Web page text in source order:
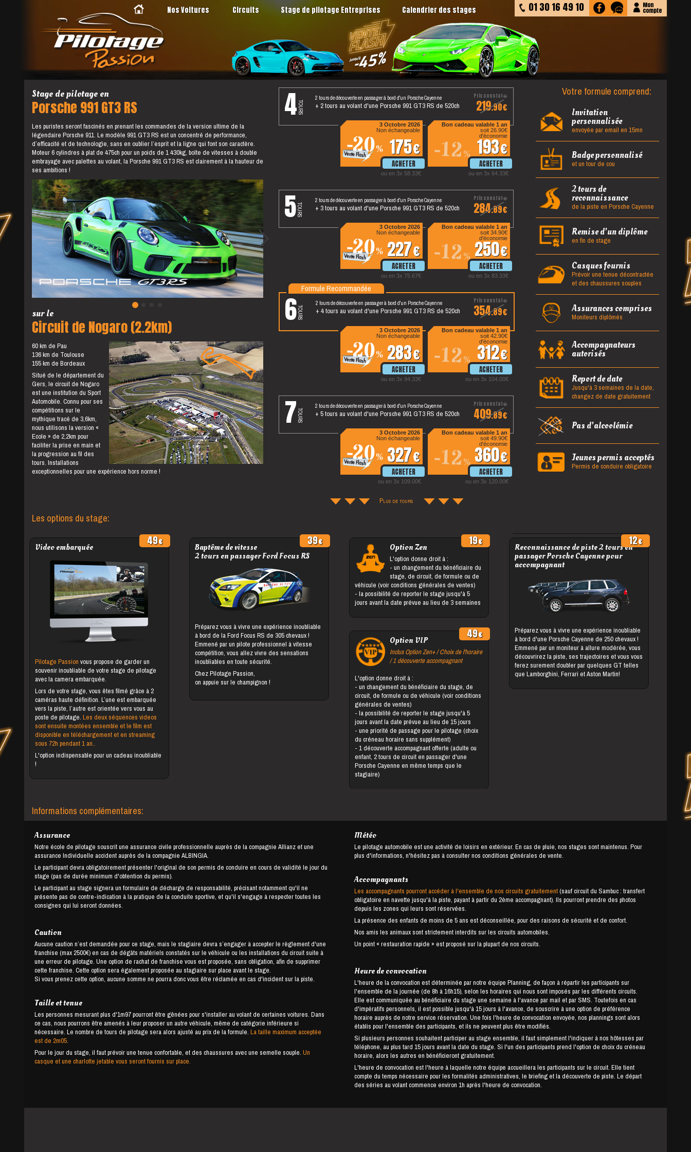
Nos Voitures Circuits Stage de pilotage Entreprises Calendrier des stages 01 30 16 49 10 Mon
compte
Stage de pilotage en
Porsche 991 GT3 RS
Les puristes seront fascinés en prenant les commandes de la version ultime de la
légendaire Porsche 911. Le modèle 991 GT3 RS est un concentré de performance,
d’efficacité et de technologie, sans en oublier l’esprit et la ligne qui font son caractère.
Moteur 6 cylindres à plat de 475ch pour un poids de 1 430kg, boîte de vitesses à double
embrayage avec palettes au volant, la Porsche 991 GT3 RS est clairement à la hauteur de
ses ambitions !
sur le
Circuit de Nogaro (2.2km)
60 km de Pau
136 km de Toulouse
155 km de Bordeaux
Situé de le département du
Gers, le circuit de Nogaro
est une institution du Sport
Automobile. Connu pour ses
compétitions sur le
mythique tracé de 3,6km,
nous utilisons la version «
Ecole » de 2,2km pour
faciliter la prise en main et
la progression au fil des
tours. Installations
exceptionnelles pour une expérience hors norme !
4tours
2 tours de découverte en passager à bord d'un Porsche Cayenne
+ 2 tours au volant d'une Porsche 991 GT3 RS de 520ch 219.90
Bon cadeau valable 1 an
193
ou en 3x 64.33
-12%
soit 26.90
d'économie
3 Octobre 2026
Non échangeable
175
ou en 3x 58.33
-20%
5tours
2 tours de découverte en passager à bord d'un Porsche Cayenne
+ 3 tours au volant d'une Porsche 991 GT3 RS de 520ch 284.89
Bon cadeau valable 1 an
250
ou en 3x 83.33
-12%
soit 34.90
d'économie
3 Octobre 2026
Non échangeable
227
ou en 3x 75.67
-20%
6tours
2 tours de découverte en passager à bord d'un Porsche Cayenne
+ 4 tours au volant d'une Porsche 991 GT3 RS de 520ch 354.89
Bon cadeau valable 1 an
312
ou en 3x 104.00
-12%
soit 42.90
d'économie
3 Octobre 2026
Non échangeable
283
ou en 3x 94.33
-20%
Formule Recommandée
7tours
2 tours de découverte en passager à bord d'un Porsche Cayenne
+ 5 tours au volant d'une Porsche 991 GT3 RS de 520ch 409.89
Bon cadeau valable 1 an
360
ou en 3x 120.00
-12%
soit 49.90
d'économie
3 Octobre 2026
Non échangeable
327
ou en 3x 109.00
-20%
Plus de tours
Votre formule comprend:
Invitation
personnalisée
envoyée par email en 15mn
Badge personnalisé
et un tour de cou
2 tours de
reconnaissance
de la piste en Porsche Cayenne
Remise d'un diplôme
en fin de stage
Casques fournis
Prévoir une tenue décontractée
et des chaussures souples
Assurances comprises
Moniteurs diplômés
Accompagnateurs
autorisés
Report de date
Jusqu'à 3 semaines de la date,
changez de date gratuitement
Pas d'alcoolémie
Jeunes permis acceptés
Permis de conduire obligatoire
Les options du stage:
Video embarquée
49
Pilotage Passionvous propose de garder un
souvenir inoubliable de votre stage de pilotage
avec la camera embarquée.
Lors de votre stage, vous êtes filmé grâce à 2
caméras haute définition. L’une est embarquée
vers la piste, l’autre est orientée vers vous au
poste de pilotage.Les deux séquences videos
sont ensuite montées ensemble et le film est
disponible en téléchargement et en streaming
sous 72h pendant 1 an..
L'option indispensable pour un cadeau inoubliable
!
Baptême de vitesse
2 tours en passager Ford Focus RS
39
Préparez vous à vivre une expérience inoubliable
à bord de la Ford Focus RS de 305 chevaux !
Emmené par un pilote professionnel à vitesse
compétition, vous allez vivre des sensations
inoubliables en toute sécurité.
Chez Pilotage Passion,
on appuie sur le champignon !
Option Zen
19
L'option donne droit à :
- un changement du bénéficiaire du
stage, de circuit, de formule ou de
véhicule (voir conditions générales de ventes)
- la possibilité de reporter le stage jusqu'à 5
jours avant la date prévue au lieu de 3 semaines
Option VIP
49
Inclus Option Zen+ / Choix de l'horaire
/ 1 découverte accompagnant
L'option donne droit à :
- un changement du bénéficiaire du stage, de
circuit, de formule ou de véhicule (voir conditions
générales de ventes)
- la possibilité de reporter le stage jusqu'à 5
jours avant la date prévue au lieu de 15 jours
- une priorité de passage pour le pilotage (choix
du créneau horaire sans supplément)
- 1 découverte accompagnant offerte (adulte ou
enfant, 2 tours de circuit en passager d'une
Porsche Cayenne en même temps que le
stagiaire)
Reconnaissance de piste 2 tours en
passager Porsche Cayenne pour
accompagnant
12
Préparez vous à vivre une expérience inoubliable
à bord d'une Porsche Cayenne de 250 chevaux !
Emmené par un moniteur à allure modérée, vous
découvrirez la piste, ses trajectoires et vous vous
ferez surement doubler par quelques GT telles
que Lamborghini, Ferrari et Aston Martin!
Informations complémentaires:
Assurance
Notre école de pilotage souscrit une assurance civile professionnelle auprès de la compagnie Allianz et une
assurance Individuelle accident auprès de la compagnie ALBINGIA.
Le participant devra obligatoirement présenter l'original de son permis de conduire en cours de validité le jour du
stage (pas de durée minimum d'obtention du permis).
Le participant au stage signera un formulaire de décharge de responsabilité, précisant notamment qu'il ne
présente pas de contre-indication à la pratique de la conduite sportive, et qu'il s'engage à respecter toutes les
consignes qui lui seront données.
Caution
Aucune caution n’est demandée pour ce stage, mais le stagiaire devra s’engager à accepter le règlement d'une
franchise (max 2500€) en cas de dégâts matériels constatés sur le véhicule ou les installations du circuit suite à
une erreur de pilotage. Une option de rachat de franchise vous est proposée, sans obligation, afin de supprimer
cette franchise. Cette option sera également proposée au stagiaire sur place avant le stage.
Si vous prenez cette option, aucune somme ne pourra donc vous être réclamée en cas d'incident sur la piste.
Taille et tenue
Les personnes mesurant plus d'1m97 pourront être gênées pour s'installer au volant de certaines voitures. Dans
ce cas, nous pourrons être amenés à leur proposer un autre véhicule, même de catégorie inférieure si
nécessaire. Le nombre de tours de pilotage sera alors ajusté au prix de la formule.La taille maximum acceptée
est de 2m05.
Pour le jour du stage, il faut prévoir une tenue confortable, et des chaussures avec une semelle souple.Un
casque et une charlotte jetable vous seront fournis sur place.
Météo
Le pilotage automobile est une activité de loisirs en extérieur. En cas de pluie, nos stages sont maintenus. Pour
plus d'informations, n'hésitez pas à consulter nos conditions générales de vente.
Accompagnants
Les accompagnants pourront accéder à l'ensemble de nos circuits gratuitement(sauf circuit du Sambuc : transfert
obligatoire en navette jusqu'à la piste, payant à partir du 2ème accompagnant). Ils pourront prendre des photos
depuis les zones qui leurs sont réservées.
La présence des enfants de moins de 5 ans est déconseillée, pour des raisons de sécurité et de confort.
Nos amis les animaux sont strictement interdits sur les circuits automobiles.
Un point « restauration rapide » est proposé sur la plupart de nos circuits.
Heure de convocation
L'heure de la convocation est déterminée par notre équipe Planning, de façon à répartir les participants sur
l'ensemble de la journée (de 8h à 16h15), selon les horaires qui nous sont imposés par les différents circuits.
Elle est communiquée au bénéficiaire du stage une semaine à l'avance par mail et par SMS. Toutefois en cas
d'impératifs personnels, il est possible jusqu'à 15 jours à l'avance, de souscrire à une option de préférence
horaire auprès de notre service réservation. Une fois l'heure de convocation envoyée, nos plannings sont alors
établis pour l'ensemble des participants, et ils ne peuvent plus être modifiés.
Si plusieurs personnes souhaitent participer au stage ensemble, il faut simplement l'indiquer à nos hôtesses par
téléphone, au plus tard 15 jours avant la date du stage. Si l'un des participants prend l'option de choix du créneau
horaire, alors les autres en bénéficieront gratuitement.
L'heure de convocation est l'heure à laquelle notre équipe accueillera les participants sur le circuit. Elle tient
compte du temps nécessaire pour les formalités administratives, le briefing et la découverte de piste. Le départ
des séries au volant commence environ 1h après l'heure de convocation.